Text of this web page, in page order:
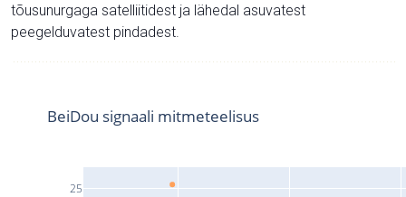
tõusunurgaga satelliitidest ja lähedal asuvatest
peegelduvatest pindadest.
25
BeiDou signaali mitmeteelisus